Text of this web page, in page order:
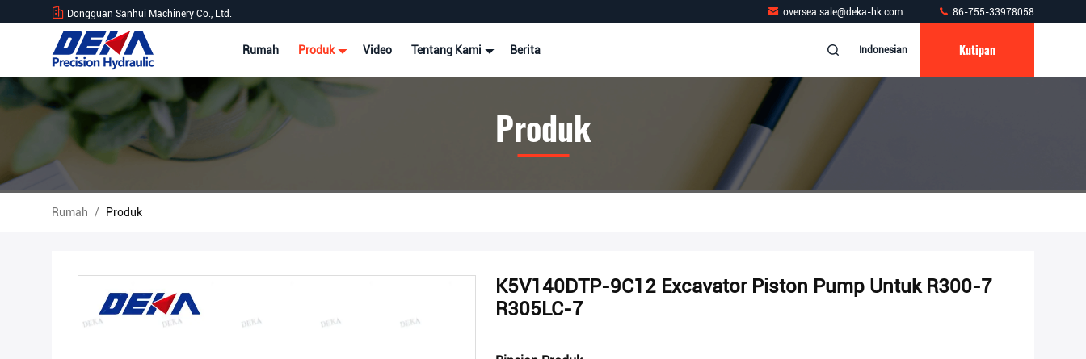
Dongguan Sanhui Machinery Co., Ltd. oversea.sale@deka-hk.com 86-755-33978058
Rumah Produk Video Tentang Kami Berita Indonesian Kutipan
Produk
Rumah / Produk
K5V140DTP-9C12 Excavator Piston Pump Untuk R300-7
R305LC-7